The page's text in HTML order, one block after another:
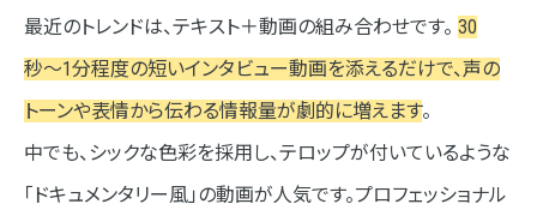
最近のトレンドは、テキスト＋動画の組み合わせです。 30
秒〜1分程度の短いインタビュー動画を添えるだけで、声の
トーンや表情から伝わる情報量が劇的に増えます。
中でも、シックな色彩を採用し、テロップが付いているような
「ドキュメンタリー風」の動画が人気です。プロフェッショナル